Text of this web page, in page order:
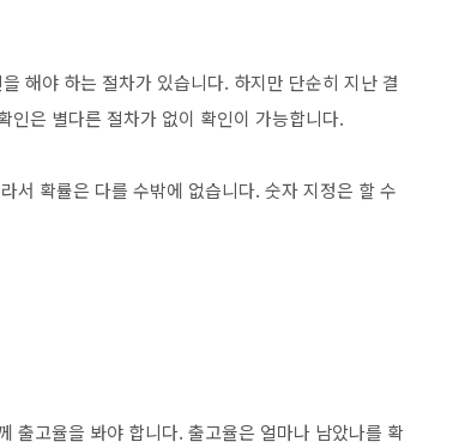
해야 하는 절차가 있습니다. 하지만 단순히 지난 결
인은 별다른 절차가 없이 확인이 가능합니다.
서 확률은 다를 수밖에 없습니다. 숫자 지정은 할 수
출고율을 봐야 합니다. 출고율은 얼마나 남았나를 확